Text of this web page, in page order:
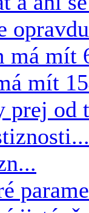
má
mít
prej od